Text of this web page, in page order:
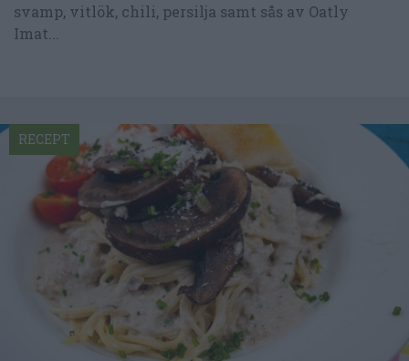
svamp, vitlök, chili, persilja samt sås av Oatly
Imat...
RECEPT